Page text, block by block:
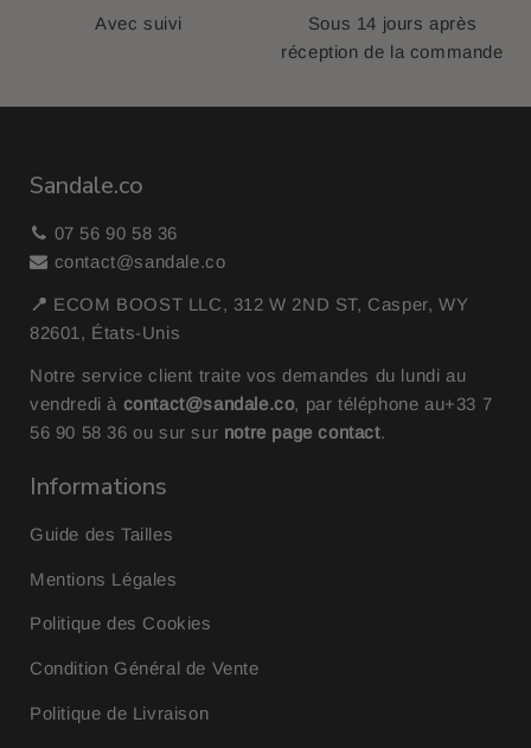
Avec suivi
Sous 14 jours après
réception de la commande
Sandale.co
07 56 90 58 36
contact@sandale.co
📍 ECOM BOOST LLC, 312 W 2ND ST, Casper, WY
82601, États-Unis
Notre service client traite vos demandes du lundi au
vendredi à contact@sandale.co, par téléphone au+33 7
56 90 58 36ou sur sur notre page contact.
Informations
Guide des Tailles
Mentions Légales
Politique des Cookies
Condition Général de Vente
Politique de Livraison